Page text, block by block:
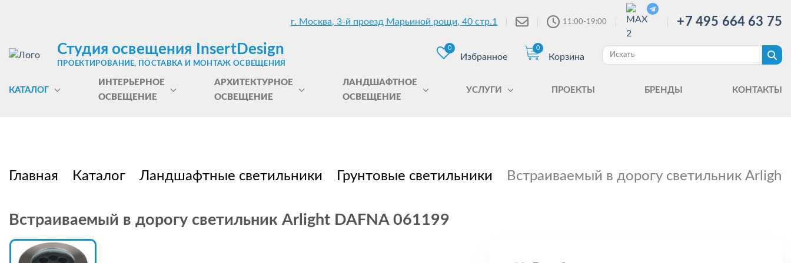
г. Москва, 3-й проезд Марьиной рощи, 40 стр.1 11:00-19:00 +7 495 664 63 75
Студия освещения InsertDesign
ПРОЕКТИРОВАНИЕ, ПОСТАВКА И МОНТАЖ ОСВЕЩЕНИЯ
0
Избранное
0
Корзина
КАТАЛОГ
ИНТЕРЬЕРНОЕ
ОСВЕЩЕНИЕ
АРХИТЕКТУРНОЕ
ОСВЕЩЕНИЕ
ЛАНДШАФТНОЕ
ОСВЕЩЕНИЕ
УСЛУГИ ПРОЕКТЫ БРЕНДЫ КОНТАКТЫ
Главная Каталог Ландшафтные светильники Грунтовые светильники Встраиваемый в дорогу светильник
Встраиваемый в дорогу светильник Arlight DAFNA 061199